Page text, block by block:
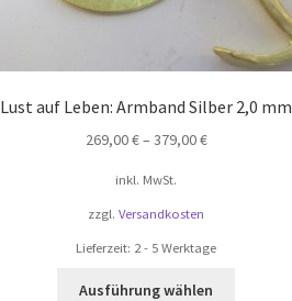
Lust auf Leben: Armband Silber 2,0 mm
269,00€– 379,00€
inkl. MwSt.
zzgl.Versandkosten
Lieferzeit: 2 - 5 Werktage
Ausführung wählen